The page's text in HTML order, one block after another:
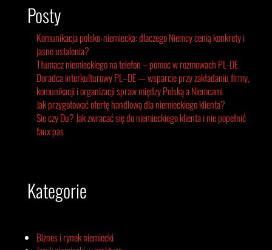
Posty
Komunikacja polsko-niemiecka: dlaczego Niemcy cenią konkrety i
jasne ustalenia?
Tłumacz niemieckiego na telefon – pomoc w rozmowach PL-DE
Doradca interkulturowy PL–DE — wsparcie przy zakładaniu firmy,
komunikacji i organizacji spraw między Polską a Niemcami
Jak przygotować ofertę handlową dla niemieckiego klienta?
Sie czy Du? Jak zwracać się do niemieckiego klienta i nie popełnić
faux pas
Kategorie
Biznes i rynek niemiecki